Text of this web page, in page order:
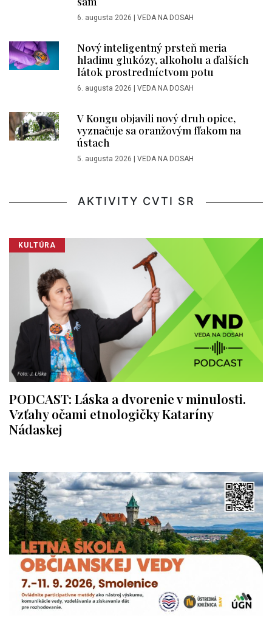
6. augusta 2026 VEDA NA DOSAH
Nový inteligentný prsteň meria
hladinu glukózy, alkoholu a ďalších
látok prostredníctvom potu
6. augusta 2026 VEDA NA DOSAH
V Kongu objavili nový druh opice,
vyznačuje sa oranžovým fľakom na
ústach
5. augusta 2026 VEDA NA DOSAH
AKTIVITY CVTI SR
KULTÚRA
PODCAST: Láska a dvorenie v minulosti.
Vzťahy očami etnologičky Kataríny
Nádaskej